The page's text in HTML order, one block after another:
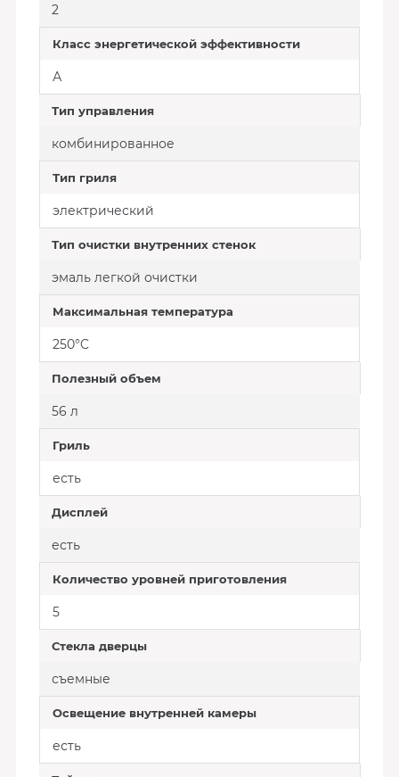
2
Класс энергетической эффективности
А
Тип управления
комбинированное
Тип гриля
электрический
Тип очистки внутренних стенок
эмаль легкой очистки
Максимальная температура
250°C
Полезный объем
56 л
Гриль
есть
Дисплей
есть
Количество уровней приготовления
5
Стекла дверцы
съемные
Освещение внутренней камеры
есть